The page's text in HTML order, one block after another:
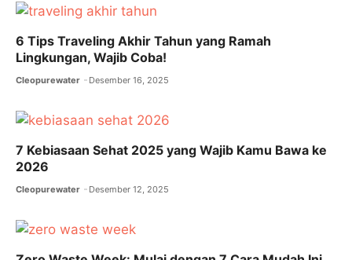
6 Tips Traveling Akhir Tahun yang Ramah
Lingkungan, Wajib Coba!
Cleopurewater Desember 16, 2025
7 Kebiasaan Sehat 2025 yang Wajib Kamu Bawa ke
2026
Cleopurewater Desember 12, 2025